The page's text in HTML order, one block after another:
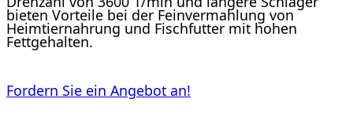
bieten Vorteile bei der Feinvermahlung von
Heimtiernahrung und Fischfutter mit hohen
Fettgehalten.
Fordern Sie ein Angebot an!